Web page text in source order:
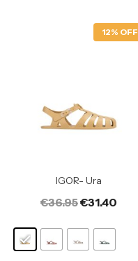
12% OFF
IGOR- Ura
€36.95€31.40